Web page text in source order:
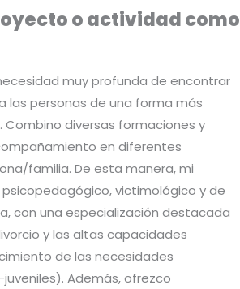
o actividad como
muy profunda de encontrar
las personas de una forma más
Combino diversas formaciones y
en diferentes
familia. De esta manera, mi
victimológico y de
con una especialización destacada
y las altas capacidades
de las necesidades
Además, ofrezco